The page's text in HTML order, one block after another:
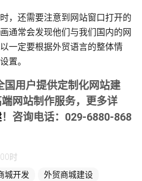
，还需要注意到网站窗口打开的
通常会发现他们与我们国内的网
一定要根据外贸语言的整体情
置。
国用户提供定制化网站建
网站制作服务，更多详
！咨询电话：029-6880-868
时
城开发 外贸商城建设